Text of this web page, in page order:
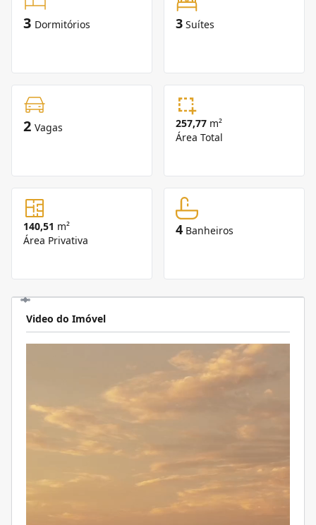
3 Dormitórios 3 Suítes
2 Vagas 257,77 m²
Área Total
140,51 m²
Área Privativa
4 Banheiros
Video do Imóvel